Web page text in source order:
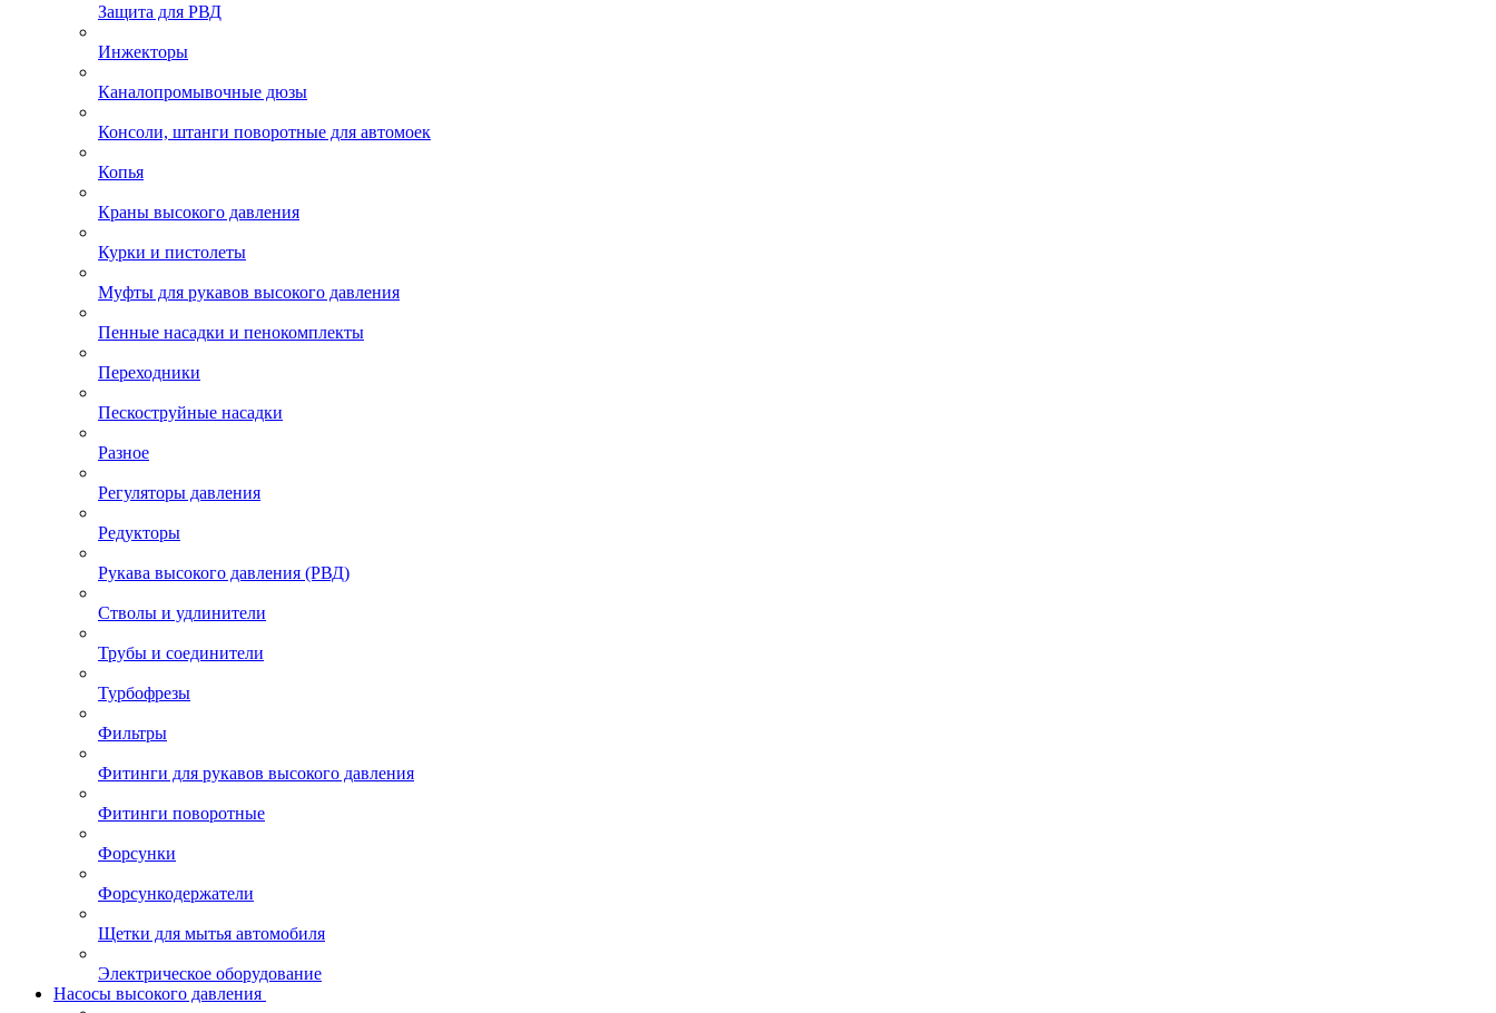
Защита для РВД
Инжекторы
Каналопромывочные дюзы
Консоли, штанги поворотные для автомоек
Копья
Краны высокого давления
Курки и пистолеты
Муфты для рукавов высокого давления
Пенные насадки и пенокомплекты
Переходники
Пескоструйные насадки
Разное
Регуляторы давления
Редукторы
Рукава высокого давления (РВД)
Стволы и удлинители
Трубы и соединители
Турбофрезы
Фильтры
Фитинги для рукавов высокого давления
Фитинги поворотные
Форсунки
Форсункодержатели
Щетки для мытья автомобиля
Электрическое оборудование
Насосы высокого давления